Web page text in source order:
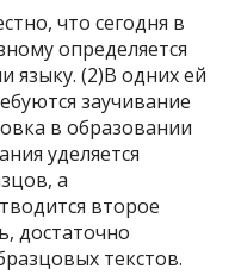
что сегодня в
определяется
языку. (2)В одних ей
заучивание
в образовании
уделяется
а
второе
достаточно
текстов.